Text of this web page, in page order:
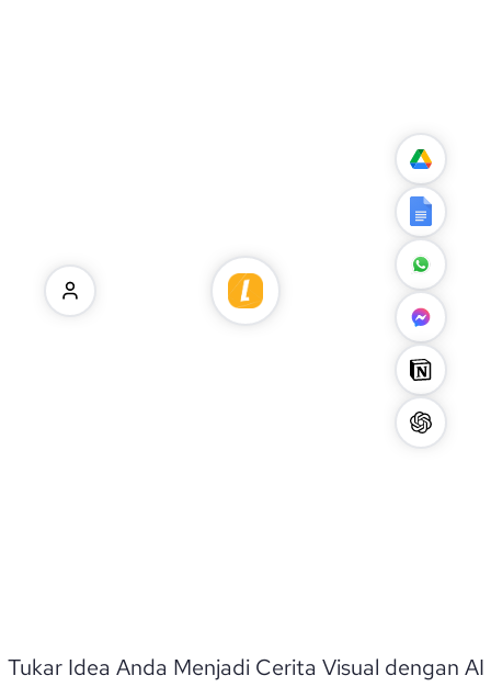
Tukar Idea Anda Menjadi Cerita Visual dengan AI